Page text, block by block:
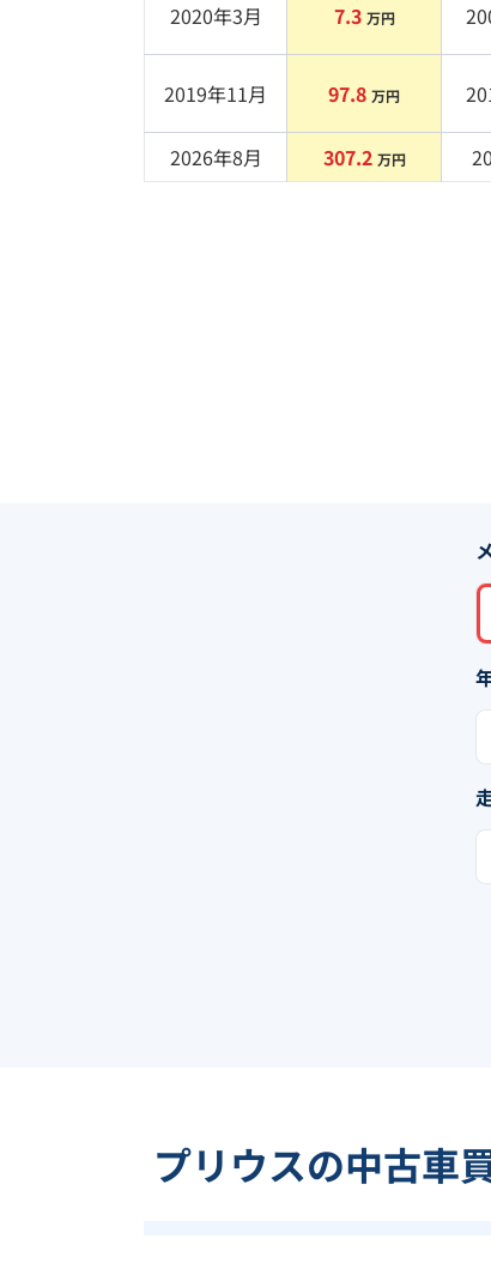
2020年3月 7.3 万円
2019年11月 97.8 万円
2026年8月 307.2 万円
プリウスの中古車